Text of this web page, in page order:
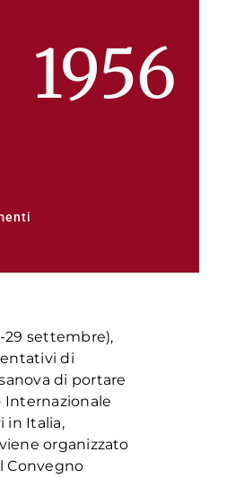
1956
29 settembre),
di
di portare
Internazionale
in Italia,
organizzato
Convegno